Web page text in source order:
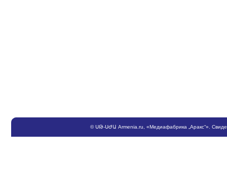
©ՍԹ-ՍԺԱ Armenia.ru , «Медиафабрика „Аракс“».